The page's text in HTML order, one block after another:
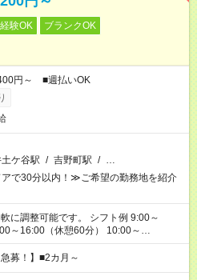
験OK
ブランクOK
円～ ■週払いOK
ケ谷駅 / 吉野町駅 / …
で30分以内！≫ご希望の勤務地を紹介
能です。 シフト例 9:00～
～16:00（休憩60分） 10:00～
1つのお仕事の勤務時間の合計が 週40
募！】■2カ月～